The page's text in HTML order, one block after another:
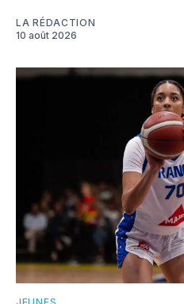
LA RÉDACTION
10 août 2026